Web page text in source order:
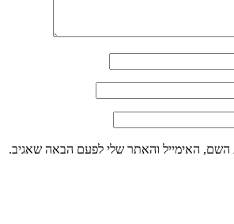
השם, האימייל והאתר שלי לפעם הבאה שאגיב.